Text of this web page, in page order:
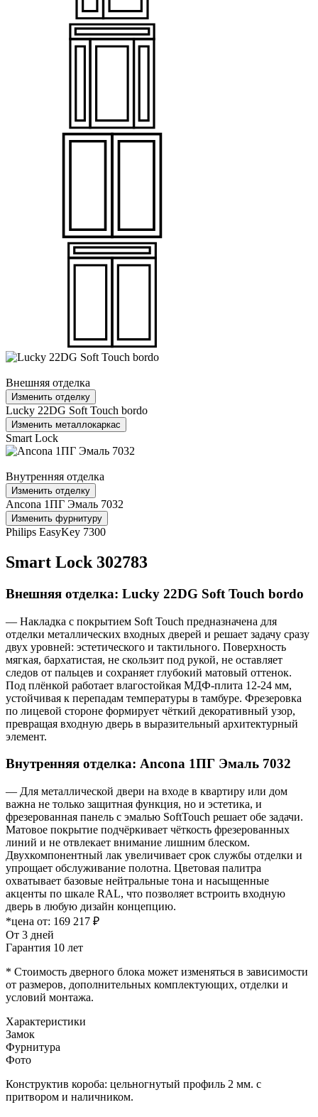
Внешняя отделка
Изменить отделку
Lucky 22DG Soft Touch bordo
Изменить металлокаркас
Smart Lock
Внутренняя отделка
Изменить отделку
Ancona 1ПГ Эмаль 7032
Изменить фурнитуру
Philips EasyKey 7300
Smart Lock 302783
Внешняя отделка: Lucky 22DG Soft Touch bordo
— Накладка с покрытием Soft Touch предназначена для
отделки металлических входных дверей и решает задачу сразу
двух уровней: эстетического и тактильного. Поверхность
мягкая, бархатистая, не скользит под рукой, не оставляет
следов от пальцев и сохраняет глубокий матовый оттенок.
Под плёнкой работает влагостойкая МДФ-плита 12-24 мм,
устойчивая к перепадам температуры в тамбуре. Фрезеровка
по лицевой стороне формирует чёткий декоративный узор,
превращая входную дверь в выразительный архитектурный
элемент.
Внутренняя отделка: Ancona 1ПГ Эмаль 7032
— Для металлической двери на входе в квартиру или дом
важна не только защитная функция, но и эстетика, и
фрезерованная панель с эмалью SoftTouch решает обе задачи.
Матовое покрытие подчёркивает чёткость фрезерованных
линий и не отвлекает внимание лишним блеском.
Двухкомпонентный лак увеличивает срок службы отделки и
упрощает обслуживание полотна. Цветовая палитра
охватывает базовые нейтральные тона и насыщенные
акценты по шкале RAL, что позволяет встроить входную
дверь в любую дизайн концепцию.
*цена от: 169 217 ₽
От 3 дней
Гарантия 10 лет
* Стоимость дверного блока может изменяться в зависимости
от размеров, дополнительных комплектующих, отделки и
условий монтажа.
Характеристики
Замок
Фурнитура
Фото
Конструктив короба: цельногнутый профиль 2 мм. с
притвором и наличником.